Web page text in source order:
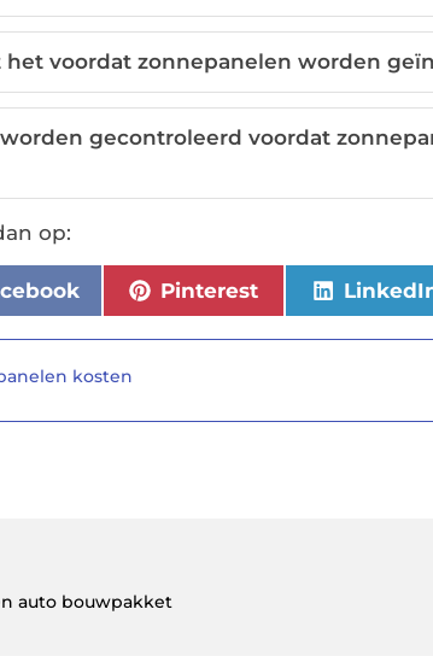
voordat zonnepanelen worden
gecontroleerd voordat
op:
Pinterest
kosten
auto bouwpakket